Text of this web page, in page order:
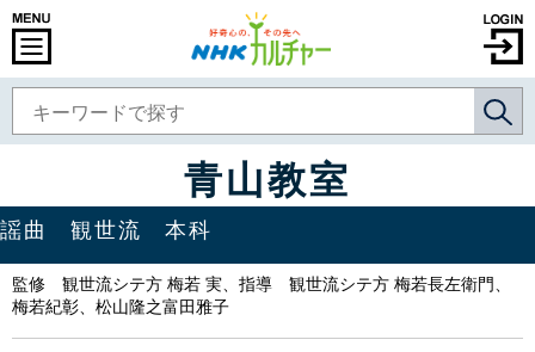
青山教室
謡曲 観世流 本科
監修 観世流シテ方 梅若 実、指導 観世流シテ方 梅若長左衛門、
梅若紀彰、松山隆之富田雅子